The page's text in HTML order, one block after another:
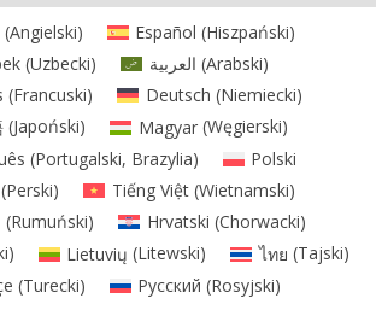
(Angielski) Español (Hiszpański)
(Uzbecki) العربية (Arabski)
(Francuski) Deutsch (Niemiecki)
(Japoński) Magyar(Węgierski)
(Portugalski, Brazylia)
Polski
(Perski) Tiếng Việt(Wietnamski)
(Rumuński) Hrvatski (Chorwacki)
) Lietuvių (Litewski) ไทย (Tajski)
(Turecki) Русский (Rosyjski)